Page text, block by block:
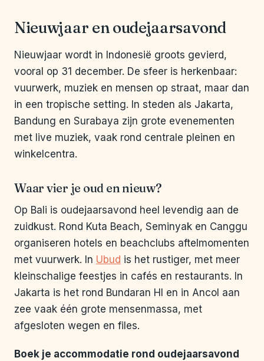
Nieuwjaar en oudejaarsavond
Nieuwjaar wordt in Indonesië groots gevierd,
vooral op 31 december. De sfeer is herkenbaar:
vuurwerk, muziek en mensen op straat, maar dan
in een tropische setting. In steden als Jakarta,
Bandung en Surabaya zijn grote evenementen
met live muziek, vaak rond centrale pleinen en
winkelcentra.
Waar vier je oud en nieuw?
Op Bali is oudejaarsavond heel levendig aan de
zuidkust. Rond Kuta Beach, Seminyak en Canggu
organiseren hotels en beachclubs aftelmomenten
met vuurwerk. In Ubud is het rustiger, met meer
kleinschalige feestjes in cafés en restaurants. In
Jakarta is het rond Bundaran HI en in Ancol aan
zee vaak één grote mensenmassa, met
afgesloten wegen en files.
Boek je accommodatie rond oudejaarsavond